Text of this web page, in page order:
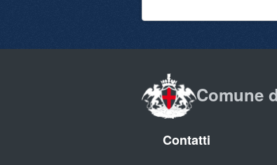
Comune
Contatti